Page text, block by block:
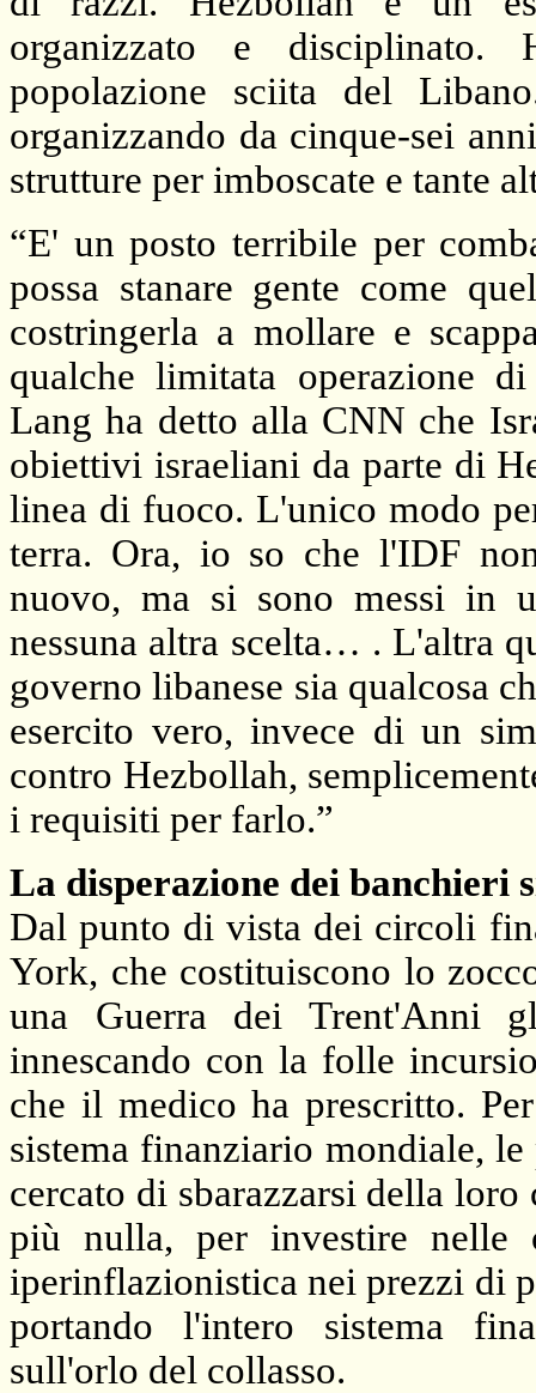
organizzato e
popolazione sciita del
organizzando da cinque-sei
strutture per imboscate e tante
“E' un posto terribile per
possa stanare gente come
costringerla a mollare e
qualche limitata operazione
Lang ha detto alla CNN che
obiettivi israeliani da parte di
linea di fuoco. L'unico modo
terra. Ora, io so che l'IDF
nuovo, ma si sono messi in
nessuna altra scelta… . L'altra
governo libanese sia qualcosa
esercito vero, invece di un
contro Hezbollah,
i requisiti per farlo.”
La disperazione dei banchieri
Dal punto di vista dei circoli
York, che costituiscono lo
una Guerra dei Trent'Anni
innescando con la folle
che il medico ha prescritto.
sistema finanziario mondiale,
cercato di sbarazzarsi della
più nulla, per investire nelle
iperinflazionistica nei prezzi di
portando l'intero sistema
sull'orlo del collasso.